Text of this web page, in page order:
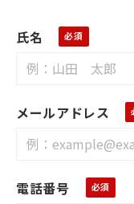
氏名
メールアドレス
電話番号